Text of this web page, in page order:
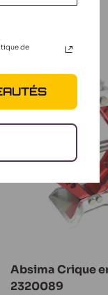
PAR
Absima Crique
2320089
de